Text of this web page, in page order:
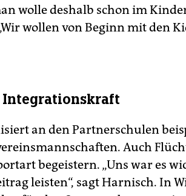
wolle deshalb schon im
wollen von Beginn mit den
Integrationskraft
an den Partnerschulen
Auch
begeistern. „Uns war es
leisten“, sagt Harnisch. In